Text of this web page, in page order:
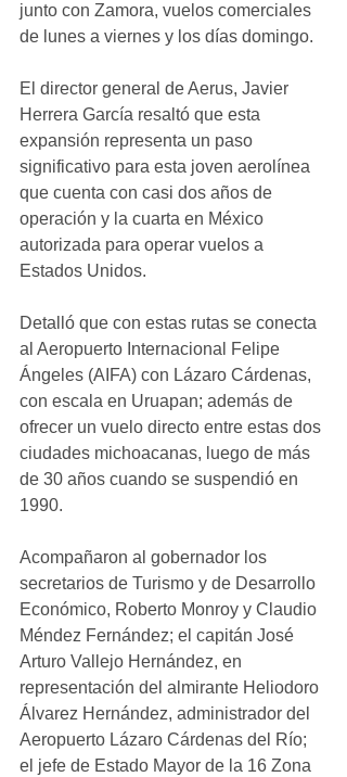
junto con Zamora, vuelos comerciales
de lunes a viernes y los días domingo.
El director general de Aerus, Javier
Herrera García resaltó que esta
expansión representa un paso
significativo para esta joven aerolínea
que cuenta con casi dos años de
operación y la cuarta en México
autorizada para operar vuelos a
Estados Unidos.
Detalló que con estas rutas se conecta
al Aeropuerto Internacional Felipe
Ángeles (AIFA) con Lázaro Cárdenas,
con escala en Uruapan; además de
ofrecer un vuelo directo entre estas dos
ciudades michoacanas, luego de más
de 30 años cuando se suspendió en
1990.
Acompañaron al gobernador los
secretarios de Turismo y de Desarrollo
Económico, Roberto Monroy y Claudio
Méndez Fernández; el capitán José
Arturo Vallejo Hernández, en
representación del almirante Heliodoro
Álvarez Hernández, administrador del
Aeropuerto Lázaro Cárdenas del Río;
el jefe de Estado Mayor de la 16 Zona